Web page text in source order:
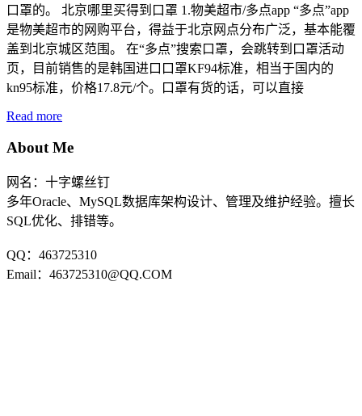
口罩的。 北京哪里买得到口罩 1.物美超市/多点app “多点”app
是物美超市的网购平台，得益于北京网点分布广泛，基本能覆
盖到北京城区范围。 在“多点”搜索口罩，会跳转到口罩活动
页，目前销售的是韩国进口口罩KF94标准，相当于国内的
kn95标准，价格17.8元/个。口罩有货的话，可以直接
Read more
About Me
网名：十字螺丝钉
多年Oracle、MySQL数据库架构设计、管理及维护经验。擅长
SQL优化、排错等。
QQ：463725310
Email：463725310@QQ.COM